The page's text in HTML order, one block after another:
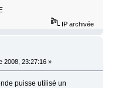
IP archivée
2008, 23:27:16 »
puisse utilisé un